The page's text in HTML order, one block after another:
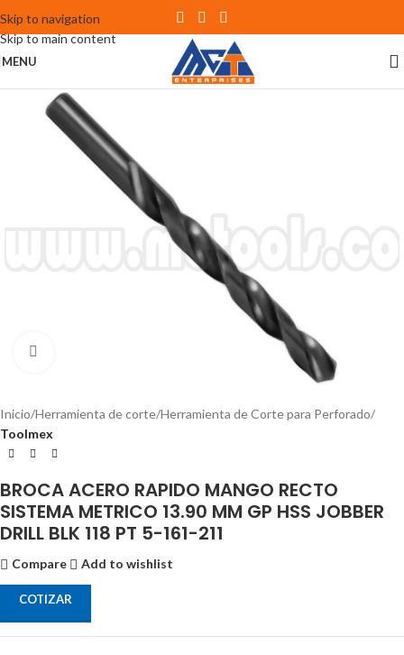
Skip to navigation
Skip to main content
MENU
Inicio Herramienta de corte Herramienta de Corte para Perforado
Toolmex
BROCA ACERO RAPIDO MANGO RECTO
SISTEMA METRICO 13.90 MM GP HSS JOBBER
DRILL BLK 118 PT 5-161-211
Compare Add to wishlist
COTIZAR